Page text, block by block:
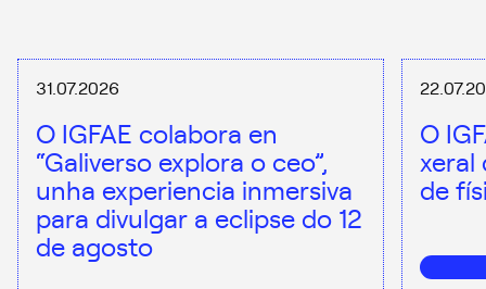
31.07.2026
O IGFAE colabora en
“Galiverso explora o ceo”,
unha experiencia inmersiva
para divulgar a eclipse do 12
de agosto
O
xeral
de